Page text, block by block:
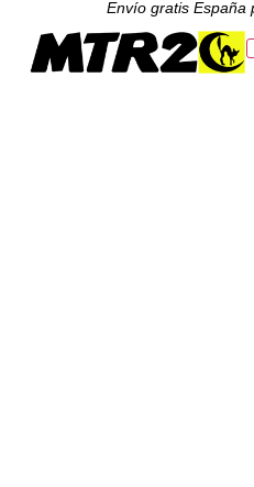
Envío gratis España